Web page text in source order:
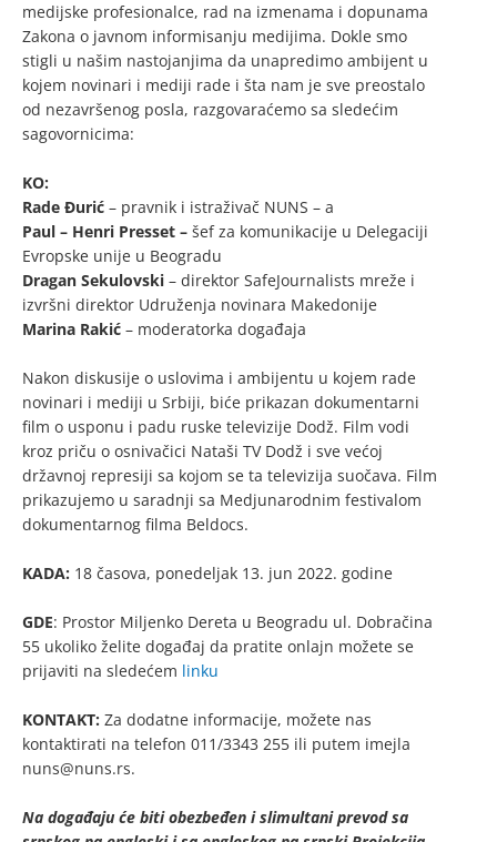
medijske profesionalce, rad na izmenama i dopunama
Zakona o javnom informisanju medijima. Dokle smo
stigli u našim nastojanjima da unapredimo ambijent u
kojem novinari i mediji rade i šta nam je sve preostalo
od nezavršenog posla, razgovaraćemo sa sledećim
sagovornicima:
KO:
Rade Đurić – pravnik i istraživač NUNS – a
Paul – Henri Presset – šef za komunikacije u Delegaciji
Evropske unije u Beogradu
Dragan Sekulovski – direktor SafeJournalists mreže i
izvršni direktor Udruženja novinara Makedonije
Marina Rakić – moderatorka događaja
Nakon diskusije o uslovima i ambijentu u kojem rade
novinari i mediji u Srbiji, biće prikazan dokumentarni
film o usponu i padu ruske televizije Dodž. Film vodi
kroz priču o osnivačici Nataši TV Dodž i sve većoj
državnoj represiji sa kojom se ta televizija suočava. Film
prikazujemo u saradnji sa Medjunarodnim festivalom
dokumentarnog filma Beldocs.
KADA: 18 časova, ponedeljak 13. jun 2022. godine
GDE: Prostor Miljenko Dereta u Beogradu ul. Dobračina
55 ukoliko želite događaj da pratite onlajn možete se
prijaviti na sledećem linku
KONTAKT: Za dodatne informacije, možete nas
kontaktirati na telefon 011/3343 255 ili putem imejla
nuns@nuns.rs.
Na događaju će biti obezbeđen i slimultani prevod sa